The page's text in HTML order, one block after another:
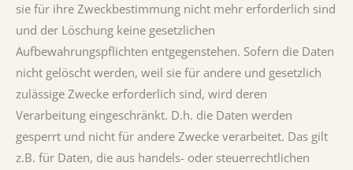
sie für ihre Zweckbestimmung nicht mehr erforderlich sind
und der Löschung keine gesetzlichen
Aufbewahrungspflichten entgegenstehen. Sofern die Daten
nicht gelöscht werden, weil sie für andere und gesetzlich
zulässige Zwecke erforderlich sind, wird deren
Verarbeitung eingeschränkt. D.h. die Daten werden
gesperrt und nicht für andere Zwecke verarbeitet. Das gilt
z.B. für Daten, die aus handels- oder steuerrechtlichen